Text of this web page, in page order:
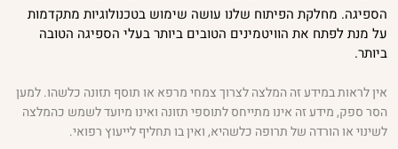
המקצועית
צמחי
מרפא
פרוביוטיקה
הספיגה. מחלקת הפיתוח שלנו עושה שימוש בטכנולוגיות מתקדמות
על מנת לפתח את הוויטמינים הטובים ביותר בעלי הספיגה הטובה
ביותר.
אין לראות במידע זה המלצה לצרוך צמחי מרפא או תוסף תזונה כלשהו. למען
הסר ספק, מידע זה אינו מתייחס לתוספי תזונה ואינו מיועד לשמש כהמלצה
לשינוי או הורדה של תרופה כלשהיא, ואין בו תחליף לייעוץ רפואי.